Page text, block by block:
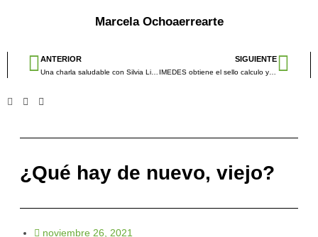
Marcela Ochoaerrearte
ANTERIOR SIGUIENTE
IMEDES obtiene el sello calculo y reduzco
¿Qué hay de nuevo, viejo?
noviembre 26, 2021